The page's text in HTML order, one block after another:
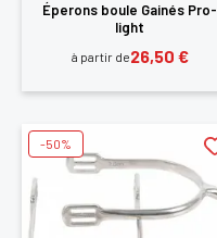
Éperons boule Gainés Pro-
light
à partir de26,50 €
-50%